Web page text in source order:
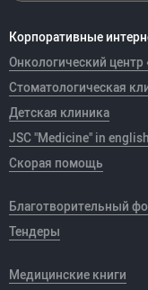
Корпоративные
Онкологический центр
Стоматологическая
Детская клиника
JSC "Medicine" in english
Скорая помощь
Благотворительный
Тендеры
Медицинские книги